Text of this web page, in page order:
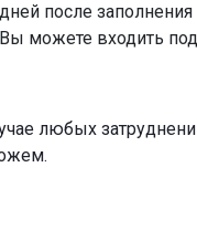
дней после
Вы можете входить
любых